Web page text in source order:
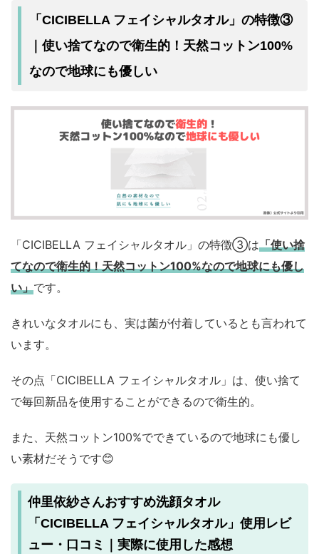
「CICIBELLA フェイシャルタオル」の特徴③
｜使い捨てなので衛生的 ！天然コットン100%
なので地球にも優しい
「CICIBELLA フェイシャルタオル」の特徴③は「使い捨
てなので衛生的！天然コットン100%なので地球にも優し
い」です。
きれいなタオルにも、実は菌が付着しているとも言われて
います。
その点「CICIBELLA フェイシャルタオル」は、使い捨て
で毎回新品を使用することができるので衛生的。
また、天然コットン100%でできているので地球にも優し
い素材だそうです😊
仲里依紗さんおすすめ洗顔タオル
「CICIBELLA フェイシャルタオル」使用レビ
ュー・口コミ｜実際に使用した感想